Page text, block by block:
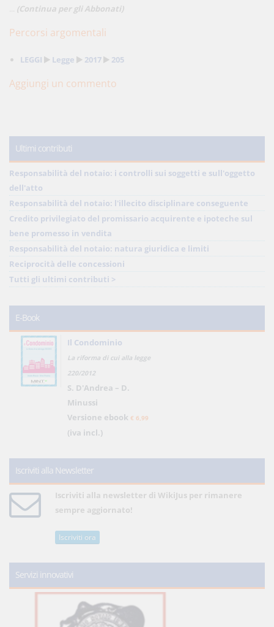
(Continua per gli Abbonati)
Percorsi argomentali
LEGGI Legge 2017 205
Aggiungi un commento
Ultimi contributi
Responsabilità del notaio: i controlli sui soggetti e sull'oggetto
dell'atto
Responsabilità del notaio: l'illecito disciplinare conseguente
Credito privilegiato del promissario acquirente e ipoteche sul
bene promesso in vendita
Responsabilità del notaio: natura giuridica e limiti
Reciprocità delle concessioni
Tutti gli ultimi contributi >
E-Book
Il Condominio
La riforma di cui alla legge
220/2012
S. D'Andrea – D.
Minussi
Versione ebook € 6,99
(iva incl.)
Iscriviti alla Newsletter
Iscriviti alla newsletter di WikiJus per rimanere
sempre aggiornato!
Iscriviti ora
Servizi innovativi